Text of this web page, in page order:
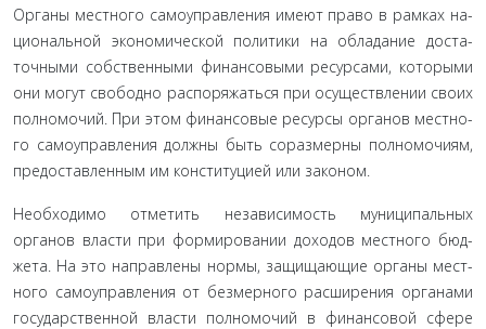
Органы местного самоуправления имеют право в рамках на­
циональной экономической политики на обладание доста­
точными собственными финансовыми ресурсами, которыми
они могут свободно распоряжаться при осуществлении своих
полномочий. При этом финансовые ресурсы органов местно­
го самоуправления должны быть соразмерны полномочиям,
предоставленным им конституцией или законом.
Необходимо отметить независимость муниципальных
органов власти при формировании доходов местного бюд­
жета. На это направлены нормы, защищающие органы мест­
ного самоуправления от безмерного расширения органами
государственной власти полномочий в финансовой сфере